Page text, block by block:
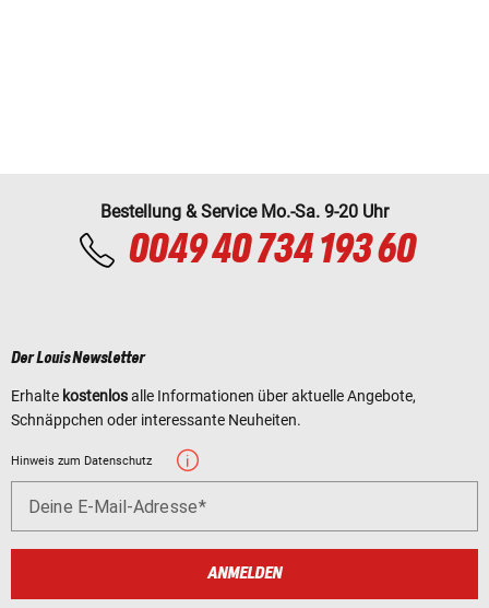
Bestellung & Service Mo.-Sa. 9-20 Uhr
0049 40 734 193 60
Der Louis Newsletter
Erhalte kostenlosalle Informationen über aktuelle Angebote,
Schnäppchen oder interessante Neuheiten.
Hinweis zum Datenschutz
Deine E-Mail-Adresse
ANMELDEN